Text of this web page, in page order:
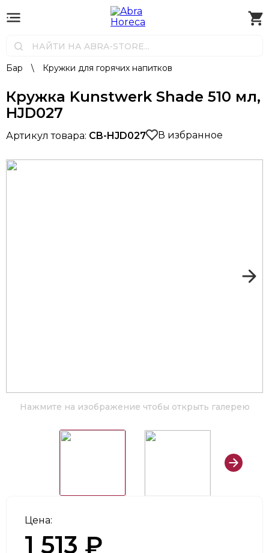
Бар \ Кружки для горячих напитков
Кружка Kunstwerk Shade 510 мл,
HJD027
Артикул товара: CB-HJD027 В избранное
Нажмите на изображение чтобы открыть галерею
Цена:
1 513 ₽